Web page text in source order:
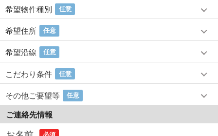
希望物件種別 任意
希望住所 任意
希望沿線 任意
こだわり条件 任意
その他ご要望等 任意
ご連絡先情報